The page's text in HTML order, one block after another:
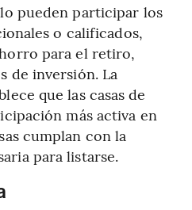
pueden participar los
o calificados,
para el retiro,
de inversión. La
que las casas de
más activa en
cumplan con la
para listarse.